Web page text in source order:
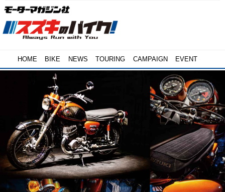
HOME BIKE NEWS TOURING CAMPAIGN EVENT